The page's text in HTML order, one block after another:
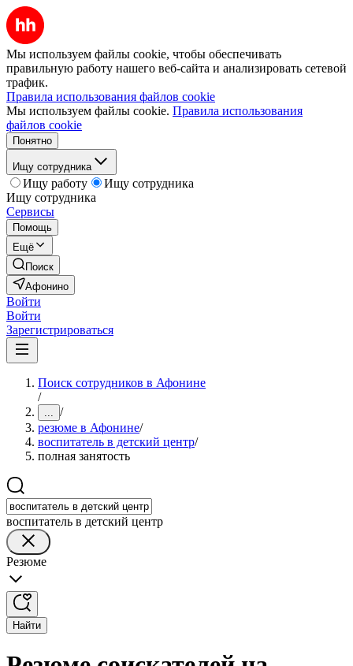
Мы используем файлы cookie, чтобы обеспечивать
правильную работу нашего веб-сайта и анализировать сетевой
трафик.
Правила использования файлов cookie
Мы используем файлы cookie. Правила использования
файлов cookie
Понятно
Ищу сотрудника
Ищу работу
Ищу сотрудника
Ищу сотрудника
Сервисы
Помощь
Ещё
Поиск
Афонино
Войти
Войти
Зарегистрироваться
Поиск сотрудников в Афонине
/
... /
резюме в Афонине/
воспитатель в детский центр/
полная занятость
воспитатель в детский центр
Резюме
Найти